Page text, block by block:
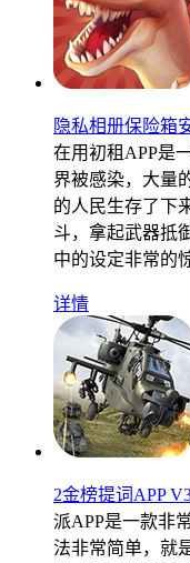
隐私相册保险箱
在用初租APP是
界被感染，大量
的人民生存了下
斗，拿起武器抵
中的设定非常的
详情
2金榜提词APP
派APP是一款非
法非常简单，就